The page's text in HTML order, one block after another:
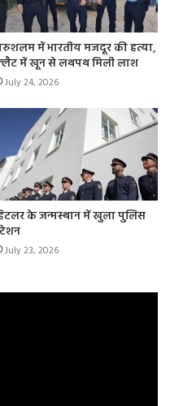
में भारतीय मजदूर की हत्या,
में खून से लथपथ मिली लाश
July 24, 2026
के जन्मस्थान में खुला पुलिस
July 23, 2026